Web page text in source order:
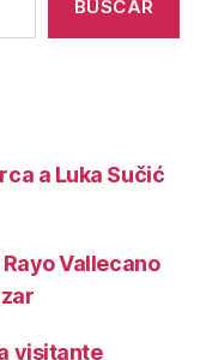
BUSCAR
a Luka Sučić
Vallecano
visitante